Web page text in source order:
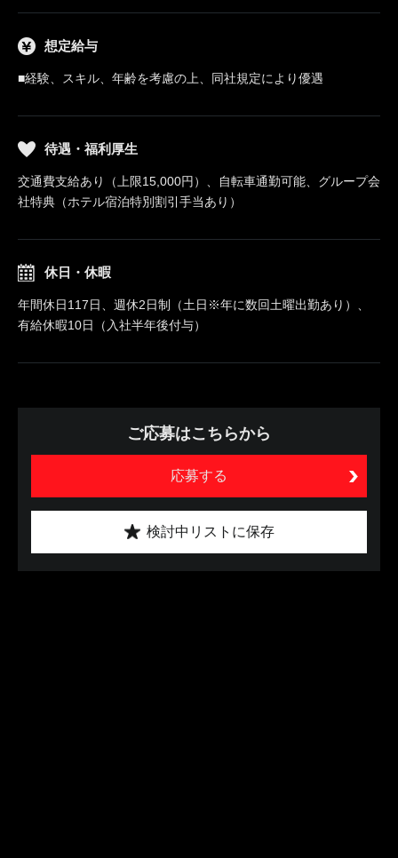
想定給与
■経験、スキル、年齢を考慮の上、同社規定により優遇
待遇・福利厚生
交通費支給あり（上限15,000円）、自転車通勤可能、グループ会
社特典（ホテル宿泊特別割引手当あり）
休日・休暇
年間休日117日、週休2日制（土日※年に数回土曜出勤あり）、
有給休暇10日（入社半年後付与）
ご応募はこちらから
応募する
検討中リストに保存